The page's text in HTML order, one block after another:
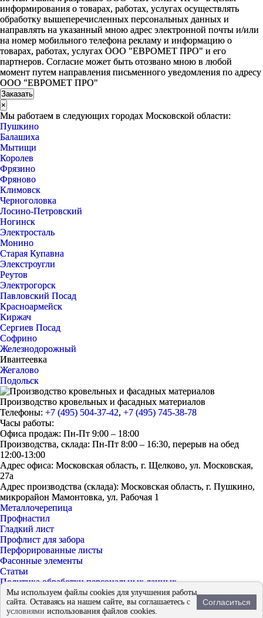
информирования о товарах, работах, услугах осуществлять
обработку вышеперечисленных персональных данных и
направлять на указанный мною адрес электронной почты и/или
на номер мобильного телефона рекламу и информацию о
товарах, работах, услугах ООО "ЕВРОМЕТ ПРО" и его
партнеров. Согласие может быть отозвано мною в любой
момент путем направления письменного уведомления по адресу
ООО "ЕВРОМЕТ ПРО"
×
Мы работаем в следующих городах Московской области:
Пушкино
Балашиха
Мытищи
Королев
Фрязино
Фряново
Климовск
Черноголовка
Лосино-Петровский
Ногинск
Электросталь
Монино
Старая Купавна
Элекстроугли
Реутов
Электрогорск
Павловский Посад
Красноармейск
Киржач
Сергиев Посад
Софрино
Железнодорожный
Ивантеевка
Жегалово
Подольск
Производство кровельных и фасадных материалов
Телефоны: +7 (495) 504-37-42, +7 (495) 745-38-78
Часы работы:
Офиса продаж: Пн-Пт 9:00 – 18:00
Производства, склада: Пн-Пт 8:00 – 16:30, перерыв на обед
12:00-13:00
Адрес офиса: Московская область, г. Щелково, ул. Московская,
27а
Адрес производства (склада): Московская область, г. Пушкино,
микрорайон Мамонтовка, ул. Рабочая 1
Металлочерепица
Профнастил
Гладкий лист
Профлист для забора
Перфорированные листы
Фасонные элементы
Статьи
Политика обработки персональных данных
Согласие на обработку персональных данных
© 2026 - «ЕвроМет»
Продвижение Fireseo
Мы используем файлы cookies для улучшения работы
сайта. Оставаясь на нашем сайте, вы соглашаетесь с
условиями использования файлов cookies.
Согласиться